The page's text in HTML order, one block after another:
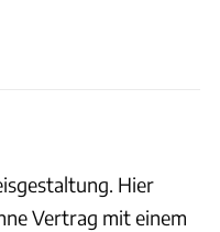
Hier
Vertrag mit einem